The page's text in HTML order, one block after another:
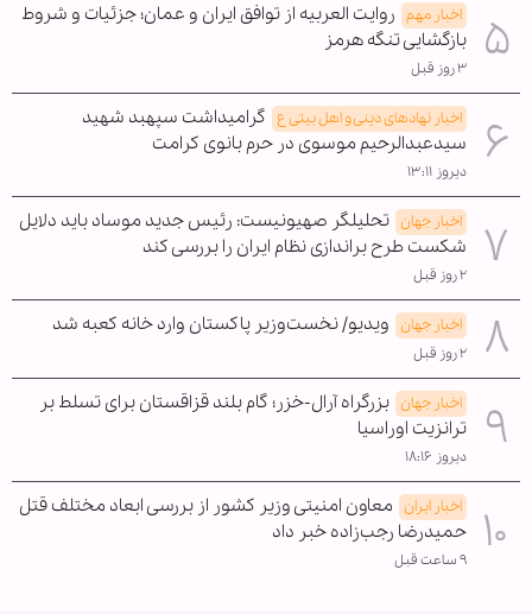
اخبار مهم روایت العربیه از توافق ایران و عمان؛ جزئیات و شروط
بازگشایی تنگه هرمز
۳ روز قبل
اخبار نهادهای دینی و اهل بیتی ع گرامیداشت سپهبد شهید
سیدعبدالرحیم موسوی در حرم بانوی کرامت
دیروز ۱۳:۱۱
اخبار جهان تحلیلگر صهیونیست: رئیس جدید موساد باید دلایل
شکست طرح براندازی نظام ایران را بررسی کند
۲ روز قبل
اخبار جهان ویدیو/ نخست‌وزیر پاکستان وارد خانه کعبه شد
۲ روز قبل
اخبار جهان بزرگراه آرال-خزر؛ گام بلند قزاقستان برای تسلط بر
ترانزیت اوراسیا
دیروز ۱۸:۱۶
اخبار ایران معاون امنیتی وزیر کشور از بررسی ابعاد مختلف قتل
حمیدرضا رجب‌زاده خبر داد
۹ ساعت قبل